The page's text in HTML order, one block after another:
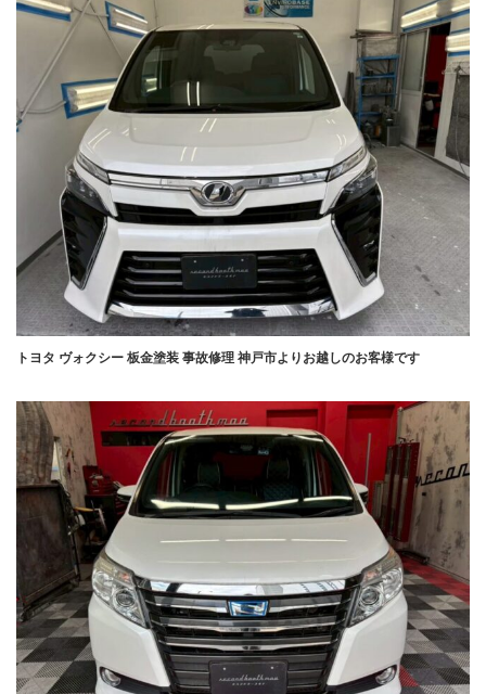
トヨタ ヴォクシー 板金塗装 事故修理 神戸市よりお越しのお客様です